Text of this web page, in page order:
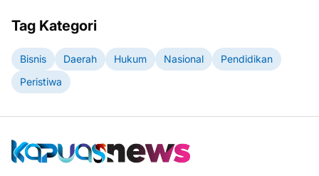
Tag Kategori
Bisnis Daerah Hukum Nasional
Pendidikan
Peristiwa